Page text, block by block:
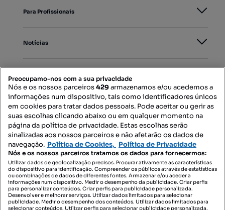
Para Profissionais
Notícias
Mapa do Site
Contacte-nos
SIGA-NOS:
Preocupamo-nos com a sua privacidade
Nós e os nossos parceiros429armazenamos e/ou acedemos a
informações num dispositivo, tais como identificadores únicos
em cookies para tratar dados pessoais. Pode aceitar ou gerir as
suas escolhas clicando abaixo ou em qualquer momento na
página da política de privacidade. Estas escolhas serão
sinalizadas aos nossos parceiros e não afetarão os dados de
navegação. Política de Cookies, Política de Privacidade
Nós e os nossos parceiros tratamos os dados para fornecermos:
Utilizar dados de geolocalização precisos. Procurar ativamente as características
do dispositivo para identificação. Compreender os públicos através de estatísticas
ou combinações de dados de diferentes fontes. Armazenar e/ou aceder a
informações num dispositivo. Medir o desempenho da publicidade. Criar perfis
para personalizar conteúdos. Criar perfis para publicidade personalizada.
Desenvolver e melhorar serviços. Utilizar dados limitados para selecionar
publicidade. Medir o desempenho dos conteúdos. Utilizar dados limitados para
selecionar conteúdos. Utilizar perfis para selecionar publicidade personalizada.